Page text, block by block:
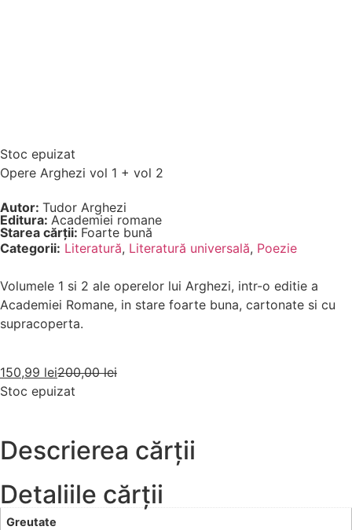
Stoc epuizat
Opere Arghezi vol 1 + vol 2
Autor: Tudor Arghezi
Editura: Academiei romane
Starea cărții: Foarte bună
Categorii: Literatură, Literatură universală, Poezie
Volumele 1 si 2 ale operelor lui Arghezi, intr-o editie a
Academiei Romane, in stare foarte buna, cartonate si cu
supracoperta.
200,00lei
150,99 lei
Stoc epuizat
Descrierea cărții
Detaliile cărții
Greutate